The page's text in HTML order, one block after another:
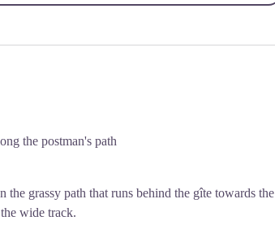
the postman's path
grassy path that runs behind the gîte towards the
wide track.